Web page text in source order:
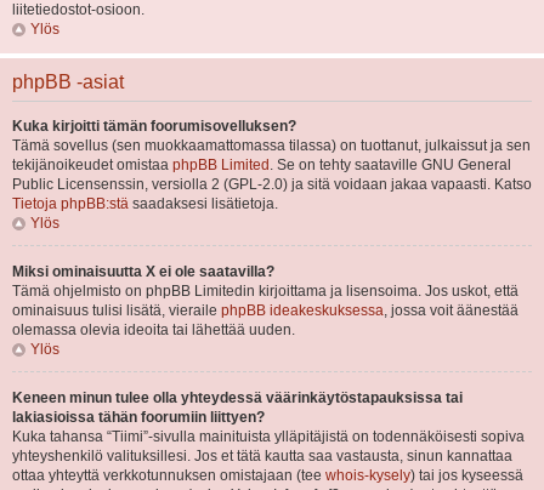
liitetiedostot-osioon.
Ylös
phpBB -asiat
Kuka kirjoitti tämän foorumisovelluksen?
Tämä sovellus (sen muokkaamattomassa tilassa) on tuottanut, julkaissut ja sen
tekijänoikeudet omistaa phpBB Limited . Se on tehty saataville GNU General
Public Licensenssin, versiolla 2 (GPL-2.0) ja sitä voidaan jakaa vapaasti. Katso
Tietoja phpBB:stä saadaksesi lisätietoja.
Ylös
Miksi ominaisuutta X ei ole saatavilla?
Tämä ohjelmisto on phpBB Limitedin kirjoittama ja lisensoima. Jos uskot, että
ominaisuus tulisi lisätä, vieraile phpBB ideakeskuksessa, jossa voit äänestää
olemassa olevia ideoita tai lähettää uuden.
Ylös
Keneen minun tulee olla yhteydessä väärinkäytöstapauksissa tai
lakiasioissa tähän foorumiin liittyen?
Kuka tahansa “Tiimi”-sivulla mainituista ylläpitäjistä on todennäköisesti sopiva
yhteyshenkilö valituksillesi. Jos et tätä kautta saa vastausta, sinun kannattaa
ottaa yhteyttä verkkotunnuksen omistajaan (tee whois-kysely) tai jos kyseessä